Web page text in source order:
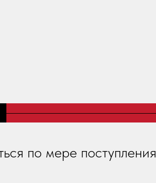
по мере поступления